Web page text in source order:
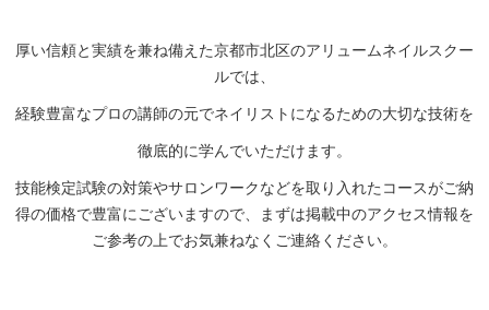
厚い信頼と実績を兼ね備えた京都市北区のアリュームネイルスクー
ルでは、
経験豊富なプロの講師の元でネイリストになるための大切な技術を
徹底的に学んでいただけます。
技能検定試験の対策やサロンワークなどを取り入れたコースがご納
得の価格で豊富にございますので、まずは掲載中のアクセス情報を
ご参考の上でお気兼ねなくご連絡ください。